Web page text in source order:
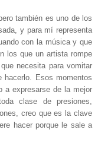
también es uno de los
y para mí representa
con la música y que
los que un artista rompe
necesita para vomitar
hacerlo. Esos momentos
a expresarse de la mejor
clase de presiones,
creo que es la clave
hacer porque le sale a